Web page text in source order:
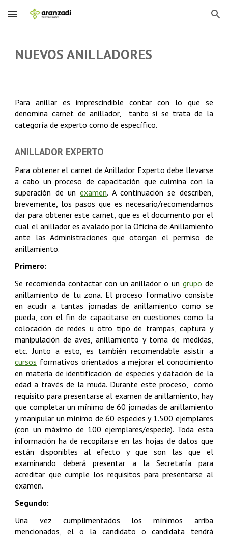
Skip to main content Skip to navigation
NUEVOS ANILLADORES
Para anillar es imprescindible contar con lo que se
denomina carnet de anillador, tanto si se trata de la
categoría de experto como de específico.
ANILLADOR EXPERTO
Para obtener el carnet de Anillador Experto debe llevarse
a cabo un proceso de capacitación que culmina con la
superación de unexamen. A continuación se describen,
brevemente, los pasos que es necesario/recomendamos
dar para obtener este carnet, que es el documento por el
cual el anillador es avalado por la Oficina de Anillamiento
ante las Administraciones que otorgan el permiso de
anillamiento.
Primero:
Se recomienda contactar con un anillador o un grupo de
anillamiento de tu zona. El proceso formativo consiste
en acudir a tantas jornadas de anillamiento como se
pueda, con el fin de capacitarse en cuestiones como la
colocación de redes u otro tipo de trampas, captura y
manipulación de aves, anillamiento y toma de medidas,
etc. Junto a esto, es también recomendable asistir a
cursos formativos orientados a mejorar el conocimiento
en materia de identificación de especies y datación de la
edad a través de la muda. Durante este proceso, como
requisito para presentarse al examen de anillamiento, hay
que completar un mínimo de 60 jornadas de anillamiento
y manipular un mínimo de 60 especies y 1.500 ejemplares
(con un máximo de 100 ejemplares/especie). Toda esta
información ha de recopilarse en las hojas de datos que
están disponibles al efecto y que son las que el
examinando deberá presentar a la Secretaría para
acreditar que cumple los requisitos para presentarse al
examen.
Segundo:
Una vez cumplimentados los mínimos arriba
mencionados, el o la candidato o candidata tendrá